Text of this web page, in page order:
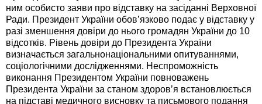
ним особисто заяви про відставку на засіданні Верховної
Ради. Президент України обов’язково подає у відставку у
разі зменшення довіри до нього громадян України до 10
відсотків. Рівень довіри до Президента України
визначається загальнонаціональними опитуваннями,
соціологічними дослідженнями. Неспроможність
виконання Президентом України повноважень
Президента України за станом здоров’я встановлюється
на підставі медичного висновку та письмового подання